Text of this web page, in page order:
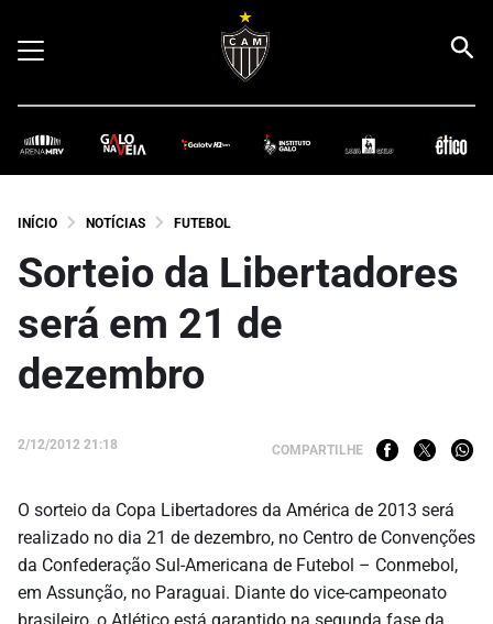
INÍCIO NOTÍCIAS FUTEBOL
Sorteio da Libertadores
será em 21 de
dezembro
2/12/2012 21:18 COMPARTILHE
O sorteio da Copa Libertadores da América de 2013 será
realizado no dia 21 de dezembro, no Centro de Convenções
da Confederação Sul-Americana de Futebol – Conmebol,
em Assunção, no Paraguai. Diante do vice-campeonato